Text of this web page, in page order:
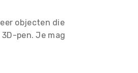
objecten die
pen. Je mag